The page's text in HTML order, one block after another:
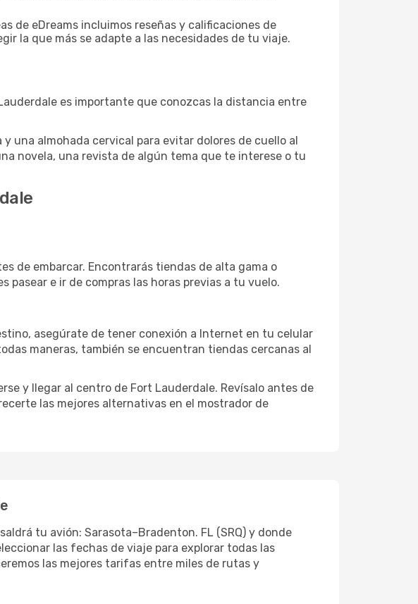
de eDreams incluimos reseñas y calificaciones de
la que más se adapte a las necesidades de tu viaje.
es importante que conozcas la distancia entre
una almohada cervical para evitar dolores de cuello al
novela, una revista de algún tema que te interese o tu
de embarcar. Encontrarás tiendas de alta gama o
e ir de compras las horas previas a tu vuelo.
asegúrate de tener conexión a Internet en tu celular
maneras, también se encuentran tiendas cercanas al
y llegar al centro de Fort Lauderdale. Revísalo antes de
las mejores alternativas en el mostrador de
tu avión: Sarasota–Bradenton. FL (SRQ) y donde
las fechas de viaje para explorar todas las
las mejores tarifas entre miles de rutas y